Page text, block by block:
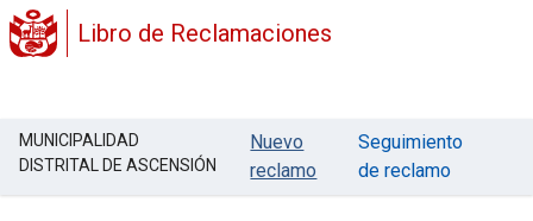
Libro de Reclamaciones
MUNICIPALIDAD
DISTRITAL DE ASCENSIÓN
Nuevo
reclamo
Seguimiento
de reclamo